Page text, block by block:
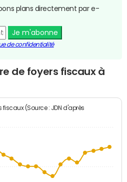
plans directement par e-
Je m'abonne
de confidentialité
de foyers fiscaux à
(Source : JDN d'après